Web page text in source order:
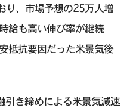
り、市場予想の25万人増
給も高い伸び率が継続
抵抗要因だった米景気後
引き締めによる米景気減速